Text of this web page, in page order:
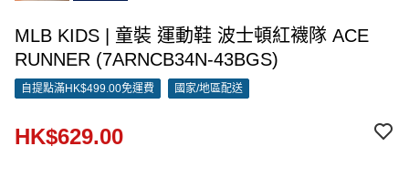
MLB KIDS | 童裝 運動鞋 波士頓紅襪隊 ACE
RUNNER (7ARNCB34N-43BGS)
自提點滿HK$499.00免運費 國家/地區配送
HK$629.00